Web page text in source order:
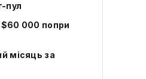
пул
$60 000 попри
місяць за